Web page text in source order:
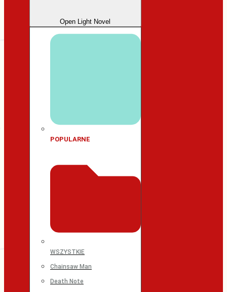
Open Light Novel
POPULARNE
WSZYSTKIE
Chainsaw Man
Death Note